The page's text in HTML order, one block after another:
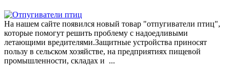
На нашем сайте появился новый товар "отпугиватели птиц",
которые помогут решить проблему с надоедливыми
летающими вредителями.Защитные устройства приносят
пользу в сельском хозяйстве, на предприятиях пищевой
промышленности, складах и ...